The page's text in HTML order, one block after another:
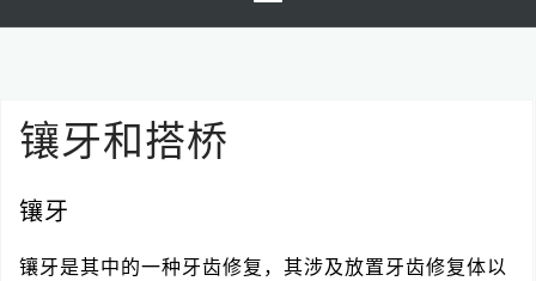
镶牙和搭桥
镶牙
镶牙是其中的一种牙齿修复，其涉及放置牙齿修复体以